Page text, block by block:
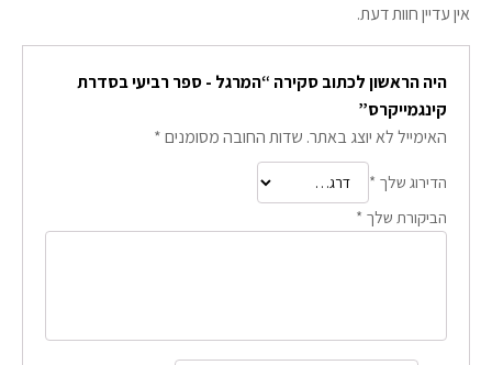
אין עדיין חוות דעת.
היה הראשון לכתוב סקירה “המרגל - ספר רביעי בסדרת
קינגמייקרס”
האימייל לא יוצג באתר. שדות החובה מסומנים*
הדירוג שלך *
הביקורת שלך *